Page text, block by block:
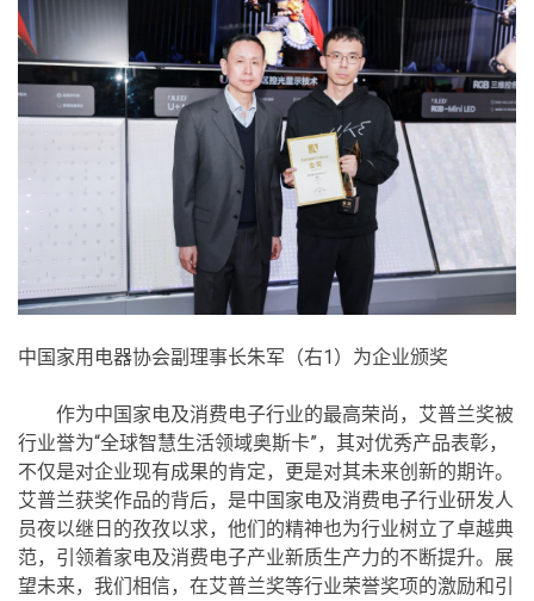
中国家用电器协会副理事长朱军（右1）为企业颁奖
作为中国家电及消费电子行业的最高荣尚，艾普兰奖被
行业誉为“全球智慧生活领域奥斯卡”，其对优秀产品表彰，
不仅是对企业现有成果的肯定，更是对其未来创新的期许。
艾普兰获奖作品的背后，是中国家电及消费电子行业研发人
员夜以继日的孜孜以求，他们的精神也为行业树立了卓越典
范，引领着家电及消费电子产业新质生产力的不断提升。展
望未来，我们相信，在艾普兰奖等行业荣誉奖项的激励和引